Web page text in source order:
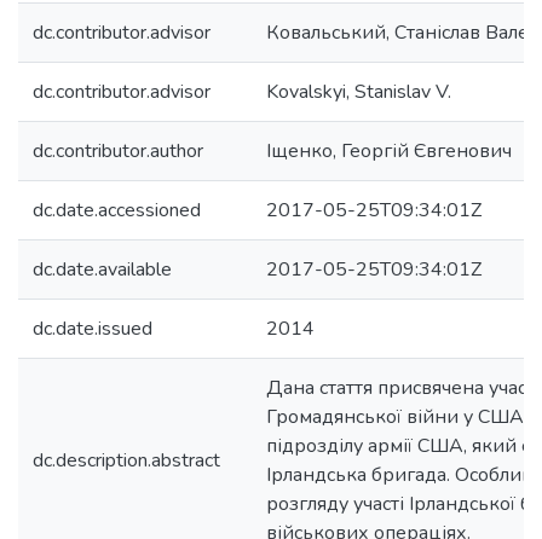
dc.contributor.advisor Ковальський, Станіслав
dc.contributor.advisor Kovalskyi, Stanislav V.
dc.contributor.author Іщенко, Георгій Євгенович
dc.date.accessioned 2017-05-25T09:34:01Z
dc.date.available 2017-05-25T09:34:01Z
dc.date.issued 2014
dc.description.abstract
Дана стаття присвячена
Громадянської війни у США
підрозділу армії США, який
Ірландська бригада.
розгляду участі Ірландської
військових операціях.